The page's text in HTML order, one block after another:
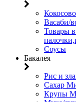
Васаби/
Товары
Соусы
Бакалея
Рис и
Сахар
Крупы